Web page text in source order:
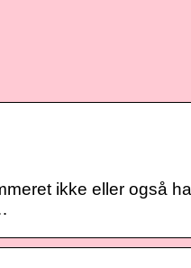
ikke eller også